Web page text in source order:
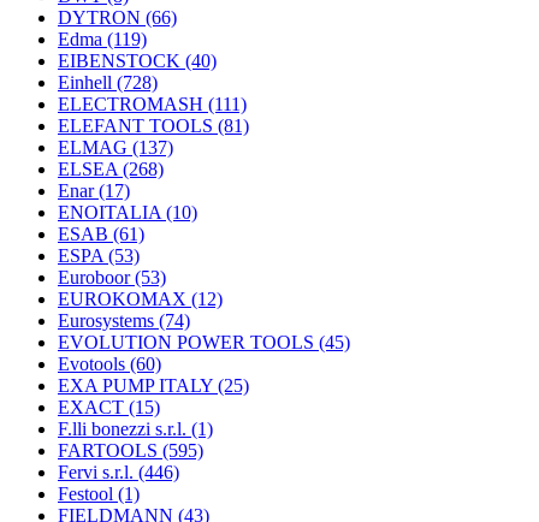
DYTRON (66)
Edma (119)
EIBENSTOCK (40)
Einhell (728)
ELECTROMASH (111)
ELEFANT TOOLS (81)
ELMAG (137)
ELSEA (268)
Enar(17)
ENOITALIA (10)
ESAB (61)
ESPA (53)
Euroboor(53)
EUROKOMAX (12)
Eurosystems (74)
EVOLUTION POWER TOOLS (45)
Evotools (60)
EXA PUMP ITALY (25)
EXACT (15)
F.lli bonezzi s.r.l. (1)
FARTOOLS (595)
Fervi s.r.l. (446)
Festool (1)
FIELDMANN (43)